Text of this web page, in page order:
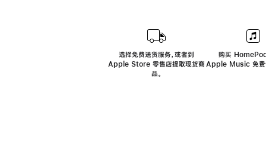
选择免费送货服务，或者到
Apple Store 零售店提取现货商
品。
购买
Apple Music 免费